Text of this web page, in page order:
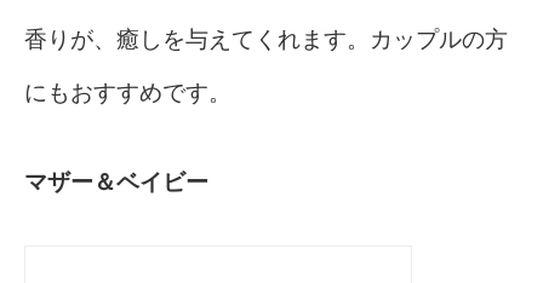
香りが、癒しを与えてくれます。カップルの方
にもおすすめです。
マザー＆ベイビー